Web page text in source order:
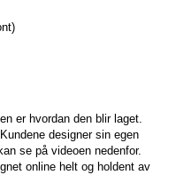
er hvordan den blir laget.
designer sin egen
se på videoen nedenfor.
online helt og holdent av